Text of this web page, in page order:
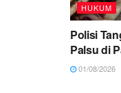
HUKUM
Polisi
Palsu di
01/08/2026